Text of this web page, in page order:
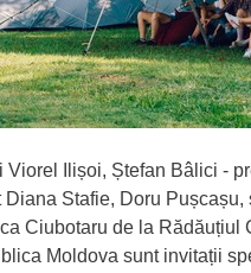
Viorel Ilișoi, Ștefan Bâlici -
Stafie, Doru
Ciubotaru de la
Moldova sunt invitații